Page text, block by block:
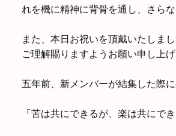
れを機に精神に背骨を通し、さら
また、本日お祝いを頂戴いたしま
ご理解賜りますようお願い申し上げ
五年前、新メンバーが結集した際
「苦は共にできるが、楽は共にでき